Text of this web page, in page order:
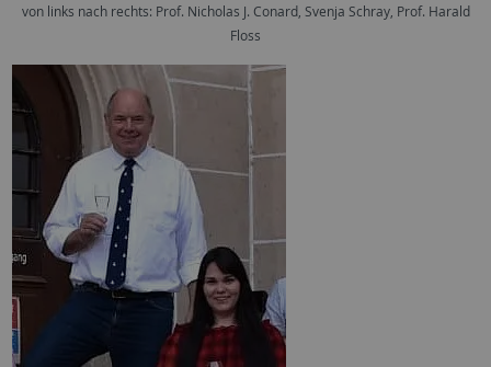
von links nach rechts: Prof. Nicholas J. Conard, Svenja Schray, Prof. Harald
Floss